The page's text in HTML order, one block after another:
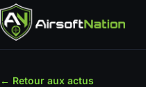
← Retour aux actus